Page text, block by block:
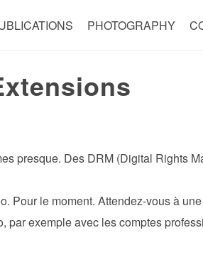
PHOTOGRAPHY
presque. Des DRM (Digital Rights
Pour le moment. Attendez-vous à
par exemple avec les comptes